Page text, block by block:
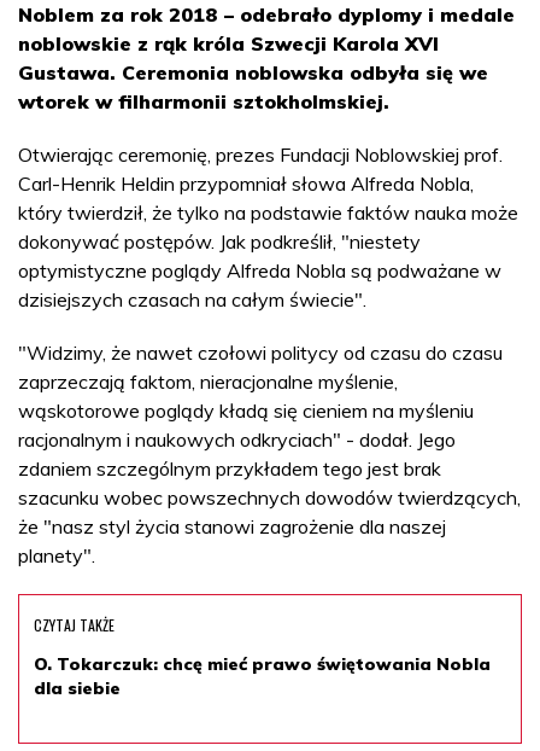
Noblem za rok 2018 – odebrało dyplomy i medale
noblowskie z rąk króla Szwecji Karola XVI
Gustawa. Ceremonia noblowska odbyła się we
wtorek w filharmonii sztokholmskiej.
Otwierając ceremonię, prezes Fundacji Noblowskiej prof.
Carl-Henrik Heldin przypomniał słowa Alfreda Nobla,
który twierdził, że tylko na podstawie faktów nauka może
dokonywać postępów. Jak podkreślił, "niestety
optymistyczne poglądy Alfreda Nobla są podważane w
dzisiejszych czasach na całym świecie".
"Widzimy, że nawet czołowi politycy od czasu do czasu
zaprzeczają faktom, nieracjonalne myślenie,
wąskotorowe poglądy kładą się cieniem na myśleniu
racjonalnym i naukowych odkryciach" - dodał. Jego
zdaniem szczególnym przykładem tego jest brak
szacunku wobec powszechnych dowodów twierdzących,
że "nasz styl życia stanowi zagrożenie dla naszej
planety".
CZYTAJ TAKŻE
O. Tokarczuk: chcę mieć prawo świętowania Nobla
dla siebie